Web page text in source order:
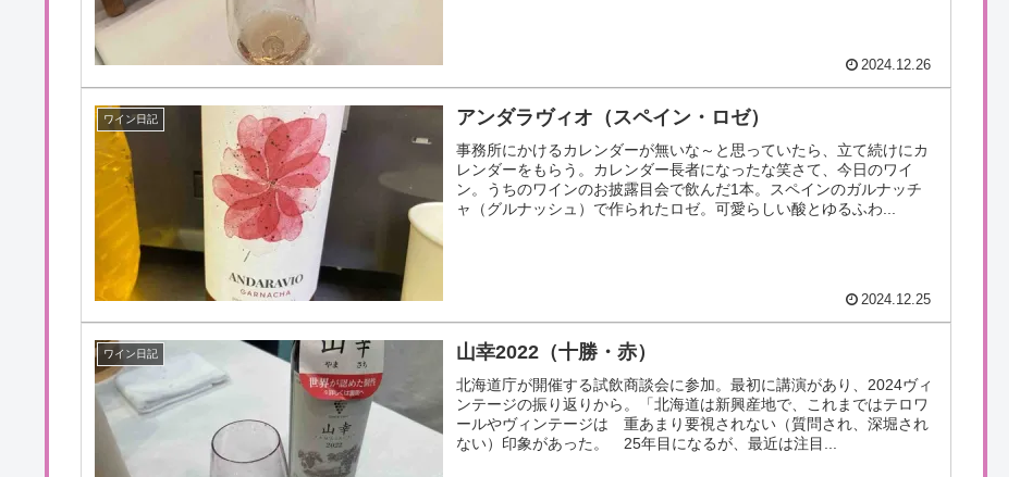
2024.12.26
ワイン日記 アンダラヴィオ（スペイン・ロゼ）
事務所にかけるカレンダーが無いな～と思っていたら、立て続けにカ
レンダーをもらう。カレンダー長者になったな笑さて、今日のワイ
ン。うちのワインのお披露目会で飲んだ1本。スペインのガルナッチ
ャ（グルナッシュ）で作られたロゼ。可愛らしい酸とゆるふわ...
2024.12.25
ワイン日記 山幸2022（十勝・赤）
北海道庁が開催する試飲商談会に参加。最初に講演があり、2024ヴィ
ンテージの振り返りから。「北海道は新興産地で、これまではテロワ
ールやヴィンテージは 重あまり要視されない（質問され、深堀され
ない）印象があった。 25年目になるが、最近は注目...